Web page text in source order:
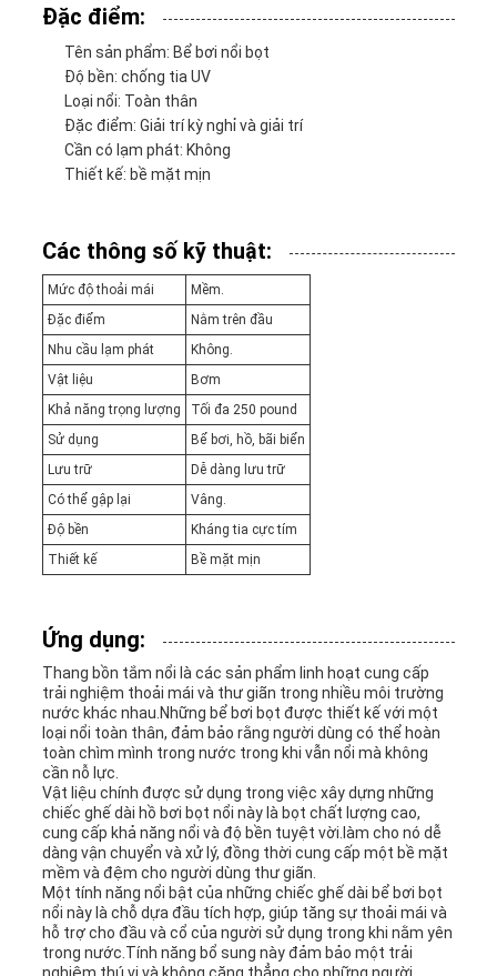
TRANG
POLICY
Đặc điểm:
Tên sản phẩm: Bể bơi nổi bọt
Độ bền: chống tia UV
Loại nổi: Toàn thân
Đặc điểm: Giải trí kỳ nghỉ và giải trí
Cần có lạm phát: Không
Thiết kế: bề mặt mịn
Các thông số kỹ thuật:
Mức độ thoải mái
Mềm.
Đặc điểm
Nằm trên đầu
Nhu cầu lạm phát
Không.
Vật liệu
Bơm
Khả năng trọng lượng
Tối đa 250 pound
Sử dụng
Bể bơi, hồ, bãi biển
Lưu trữ
Dễ dàng lưu trữ
Có thể gập lại
Vâng.
Độ bền
Kháng tia cực tím
Thiết kế
Bề mặt mịn
Ứng dụng:
Thang bồn tắm nổi là các sản phẩm linh hoạt cung cấp
trải nghiệm thoải mái và thư giãn trong nhiều môi trường
nước khác nhau.Những bể bơi bọt được thiết kế với một
loại nổi toàn thân, đảm bảo rằng người dùng có thể hoàn
toàn chìm mình trong nước trong khi vẫn nổi mà không
cần nỗ lực.
Vật liệu chính được sử dụng trong việc xây dựng những
chiếc ghế dài hồ bơi bọt nổi này là bọt chất lượng cao,
cung cấp khả năng nổi và độ bền tuyệt vời.làm cho nó dễ
dàng vận chuyển và xử lý, đồng thời cung cấp một bề mặt
mềm và đệm cho người dùng thư giãn.
Một tính năng nổi bật của những chiếc ghế dài bể bơi bọt
nổi này là chỗ dựa đầu tích hợp, giúp tăng sự thoải mái và
hỗ trợ cho đầu và cổ của người sử dụng trong khi nằm yên
trong nước.Tính năng bổ sung này đảm bảo một trải